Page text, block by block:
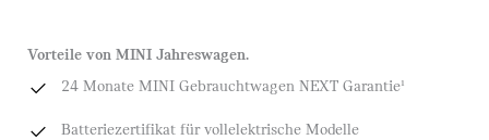
Vorteile von MINI Jahreswagen.
24 Monate MINI Gebrauchtwagen NEXT Garantie¹
Batteriezertifikat für vollelektrische Modelle